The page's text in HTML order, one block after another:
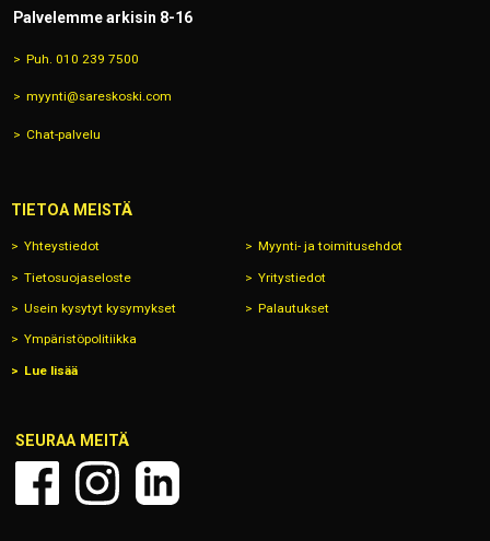
Palvelemme arkisin 8-16
Puh. 010 239 7500
myynti@sareskoski.com
Chat-palvelu
TIETOA MEISTÄ
Yhteystiedot Myynti- ja toimitusehdot
Tietosuojaseloste Yritystiedot
Usein kysytyt kysymykset Palautukset
Ympäristöpolitiikka
Lue lisää
SEURAA MEITÄ